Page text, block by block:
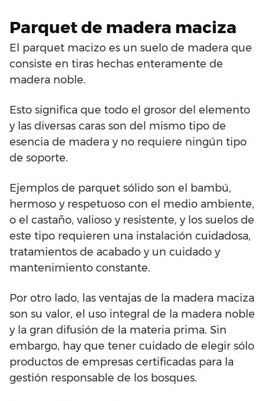
Parquet de madera maciza
El parquet macizo es un suelo de madera que
consiste en tiras hechas enteramente de
madera noble.
Esto significa que todo el grosor del elemento
y las diversas caras son del mismo tipo de
esencia de madera y no requiere ningún tipo
de soporte.
Ejemplos de parquet sólido son el bambú,
hermoso y respetuoso con el medio ambiente,
o el castaño, valioso y resistente, y los suelos de
este tipo requieren una instalación cuidadosa,
tratamientos de acabado y un cuidado y
mantenimiento constante.
Por otro lado, las ventajas de la madera maciza
son su valor, el uso integral de la madera noble
y la gran difusión de la materia prima. Sin
embargo, hay que tener cuidado de elegir sólo
productos de empresas certificadas para la
gestión responsable de los bosques.